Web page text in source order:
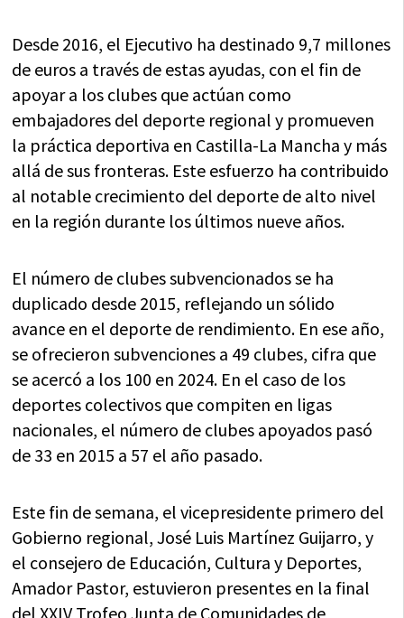
Desde 2016, el Ejecutivo ha destinado 9,7 millones
de euros a través de estas ayudas, con el fin de
apoyar a los clubes que actúan como
embajadores del deporte regional y promueven
la práctica deportiva en Castilla-La Mancha y más
allá de sus fronteras. Este esfuerzo ha contribuido
al notable crecimiento del deporte de alto nivel
en la región durante los últimos nueve años.
El número de clubes subvencionados se ha
duplicado desde 2015, reflejando un sólido
avance en el deporte de rendimiento. En ese año,
se ofrecieron subvenciones a 49 clubes, cifra que
se acercó a los 100 en 2024. En el caso de los
deportes colectivos que compiten en ligas
nacionales, el número de clubes apoyados pasó
de 33 en 2015 a 57 el año pasado.
Este fin de semana, el vicepresidente primero del
Gobierno regional, José Luis Martínez Guijarro, y
el consejero de Educación, Cultura y Deportes,
Amador Pastor, estuvieron presentes en la final
del XXIV Trofeo Junta de Comunidades de